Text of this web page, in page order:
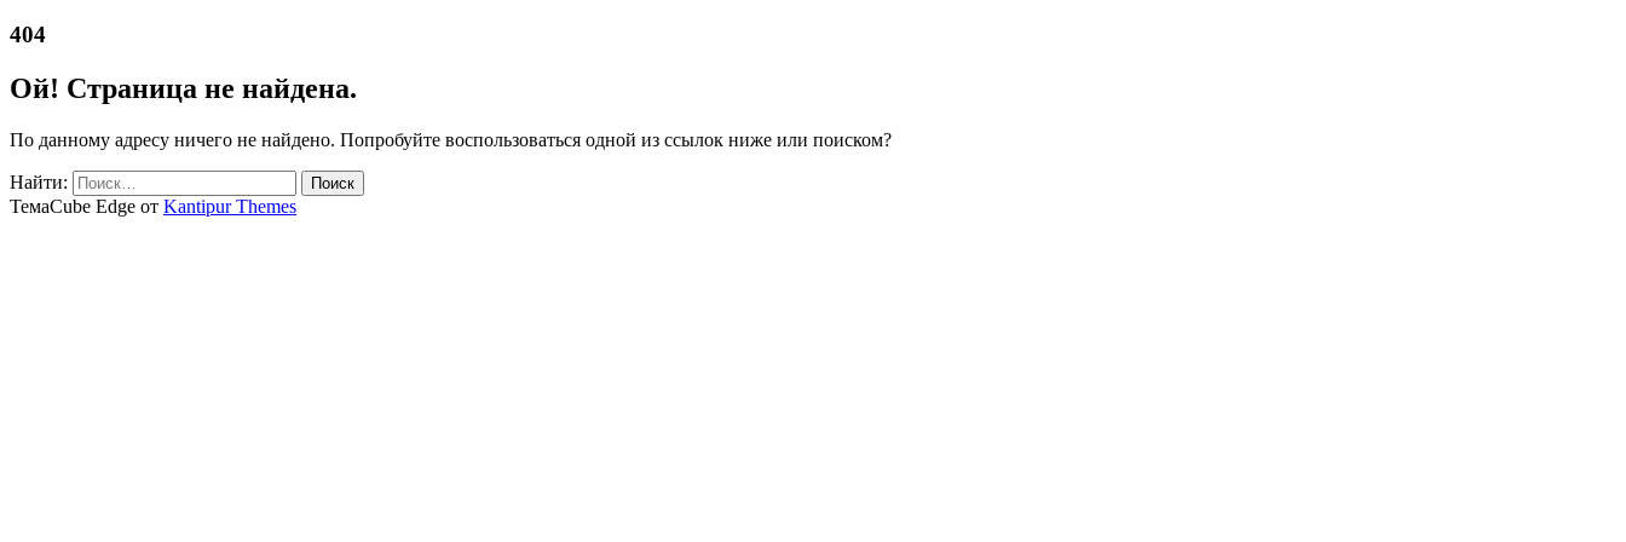
404
Ой! Страница не найдена.
По данному адресу ничего не найдено. Попробуйте воспользоваться одной из ссылок ниже или поиском?
Найти:
ТемаCube Edge от Kantipur Themes